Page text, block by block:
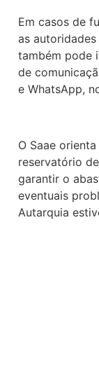
Em casos de
as
também pode
de
e WhatsApp,
O Saae
reservatório
garantir o
eventuais
Autarquia